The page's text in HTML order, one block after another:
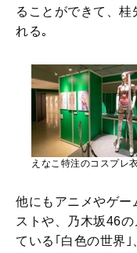
ることができて、
れる｡
えなこ特注のコスプレ
他にもアニメやゲー
ストや、乃木坂46
ている｢白色の世界